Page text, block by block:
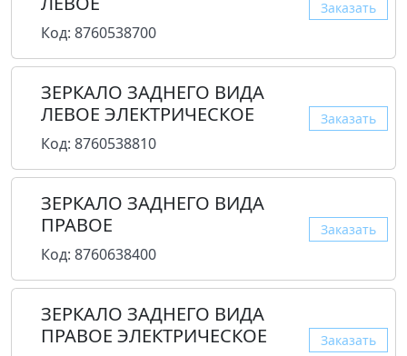
Код: 8760538700
Заказать
ЗЕРКАЛО ЗАДНЕГО ВИДА
ЛЕВОЕ ЭЛЕКТРИЧЕСКОЕ
Код: 8760538810
Заказать
ЗЕРКАЛО ЗАДНЕГО ВИДА
ПРАВОЕ
Код: 8760638400
Заказать
ЗЕРКАЛО ЗАДНЕГО ВИДА
ПРАВОЕ ЭЛЕКТРИЧЕСКОЕ
Заказать